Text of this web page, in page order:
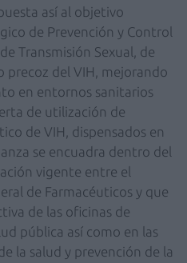
así al objetivo
de Prevención y Control
Transmisión Sexual, de
del VIH, mejorando
en entornos sanitarios
de utilización de
de VIH, dispensados en
se encuadra dentro del
vigente entre el
de Farmacéuticos y que
de las oficinas de
pública así como en las
la salud y prevención de la